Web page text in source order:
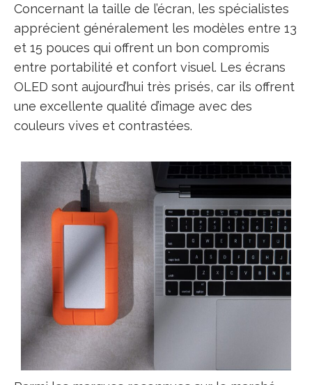
Concernant la taille de l’écran, les spécialistes
apprécient généralement les modèles entre 13
et 15 pouces qui offrent un bon compromis
entre portabilité et confort visuel. Les écrans
OLED sont aujourd’hui très prisés, car ils offrent
une excellente qualité d’image avec des
couleurs vives et contrastées.